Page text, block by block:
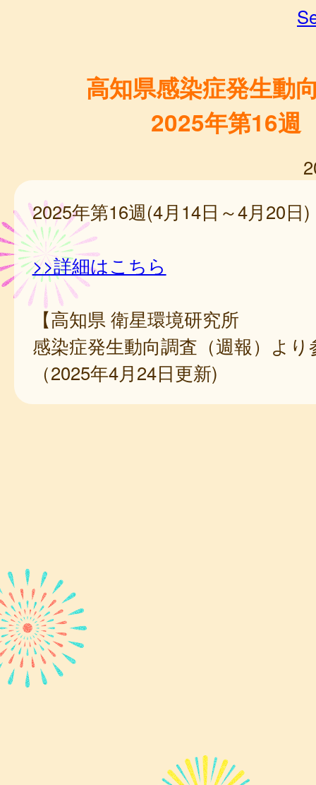
高知県感染症発生動
2025年第16週
2025年第16週(4月14日～4月20日)
>>詳細はこちら
【高知県 衛星環境研究所
感染症発生動向調査（週報）より
（2025年4月24日更新)